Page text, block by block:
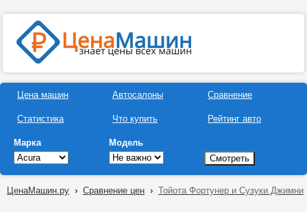
Цена машин
Статистика
Автосалоны
Что купить
Сравнение
Рейтинг авто
Марка Модель
ЦенаМашин.ру › Сравнение цен › Тойота Фортунер и Сузуки Джимни